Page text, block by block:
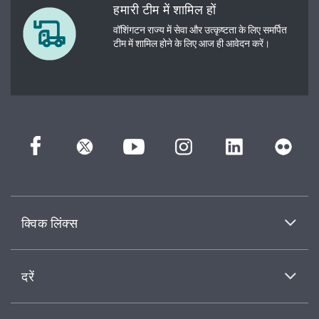
हमारी टीम में शामिल हों
वॉशिंगटन राज्य में सेवा और उत्कृष्टता के लिए समर्पित
टीम में शामिल होने के लिए आज ही आवेदन करें।
क्विक लिंक्स
दरें